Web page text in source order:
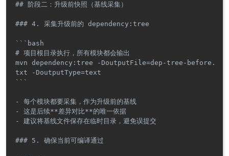
## 阶段二：升级前快照（基线采集）
### 4. 采集升级前的 dependency:tree
```bash
# 项目根目录执行，所有模块都会输出
mvn dependency:tree -DoutputFile=dep-tree-before.
txt -DoutputType=text
```
- 每个模块都要采集，作为升级前的基线
- 这是后续**差异对比**的唯一依据
- 建议将基线文件保存在临时目录，避免误提交
### 5. 确保当前可编译通过